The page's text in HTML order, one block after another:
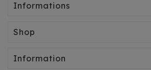
Informations
Shop
Information